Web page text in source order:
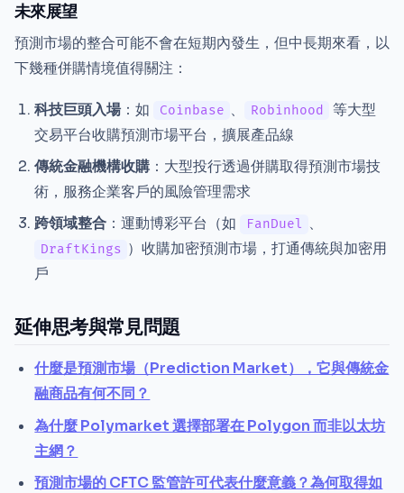
未來展望
預測市場的整合可能不會在短期內發生，但中長期來看，以
下幾種併購情境值得關注：
科技巨頭入場：如 Coinbase 、 Robinhood
等大型
交易平台收購預測市場平台，擴展產品線
傳統金融機構收購 ：大型投行透過併購取得預測市場技
術，服務企業客戶的風險管理需求
跨領域整合 ：運動博彩平台（如 FanDuel 、
DraftKings ）收購加密預測市場，打通傳統與加密用
戶
延伸思考與常見問題
什麼是預測市場（Prediction Market），它與傳統金
融商品有何不同？
為什麼 Polymarket 選擇部署在 Polygon 而非以太坊
主網？
預測市場的 CFTC 監管許可代表什麼意義？為何取得如